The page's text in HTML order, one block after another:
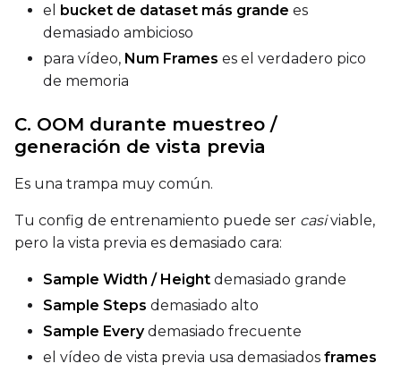
el bucket de dataset más grande es
demasiado ambicioso
para vídeo, Num Frames es el verdadero pico
de memoria
C. OOM durante muestreo /
generación de vista previa
Es una trampa muy común.
Tu config de entrenamiento puede ser casiviable,
pero la vista previa es demasiado cara:
Sample Width / Height demasiado grande
Sample Steps demasiado alto
Sample Everydemasiado frecuente
el vídeo de vista previa usa demasiados frames